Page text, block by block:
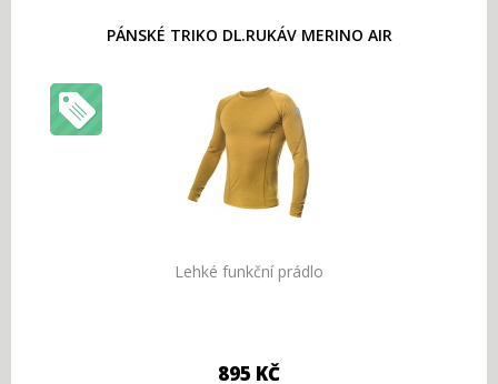
PÁNSKÉ TRIKO DL.RUKÁV MERINO AIR
Lehké funkční prádlo
895 KČ